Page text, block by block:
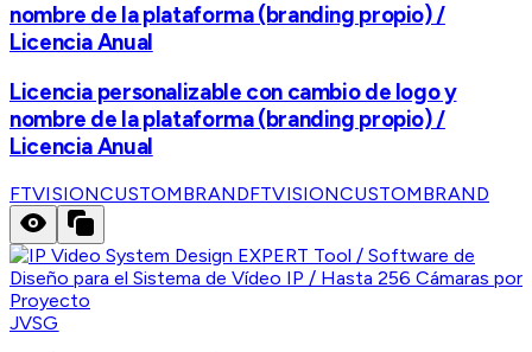
nombre de la plataforma (branding propio) /
Licencia Anual
Licencia personalizable con cambio de logo y
nombre de la plataforma (branding propio) /
Licencia Anual
FTVISIONCUSTOMBRANDFTVISIONCUSTOMBRAND
JVSG